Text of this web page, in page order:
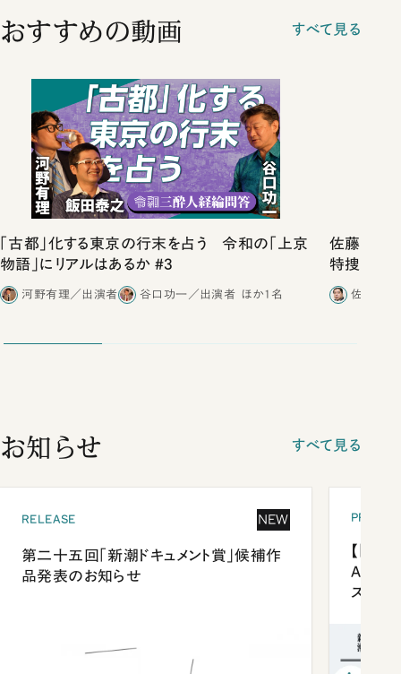
おすすめの動画 すべて見る
「古都」化する東京の行末を占う 令和の「上京
物語」にリアルはあるか #3
河野有理／出演者 谷口功一／出演者 ほか1名
佐藤優vs
特捜取調
合ったこと
佐藤優
お知らせ すべて見る
RELEASE NEW
第二十五回「新潮ドキュメント賞」候補作
品発表のお知らせ
【「新
ズプレ